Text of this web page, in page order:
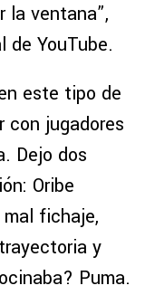
la ventana”,
de YouTube.
este tipo de
con jugadores
Dejo dos
Oribe
fichaje,
y
Puma.